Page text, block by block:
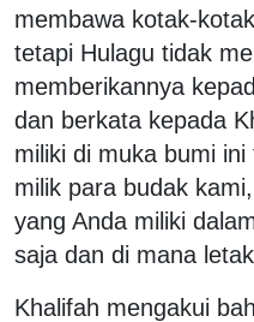
membawa kotak-
tetapi Hulagu tidak
memberikannya
dan berkata kepada
miliki di muka bumi
milik para budak
yang Anda miliki
saja dan di mana
Khalifah mengakui